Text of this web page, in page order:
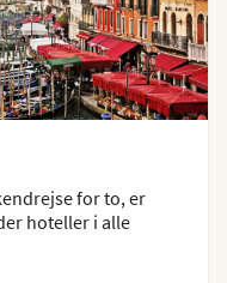
for to, er
hoteller i alle